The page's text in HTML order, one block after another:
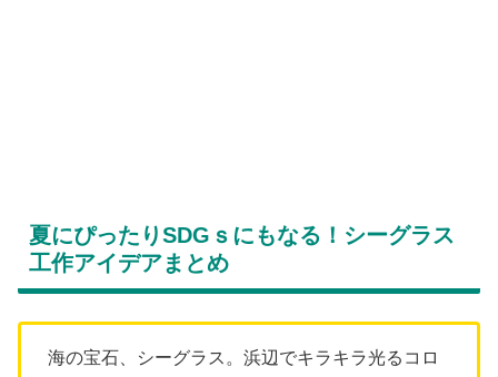
夏にぴったりSDGｓにもなる！シーグラス
工作アイデアまとめ
海の宝石、シーグラス。浜辺でキラキラ光るコロ